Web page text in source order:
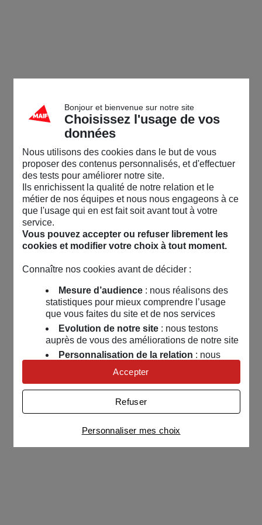
Bonjour et bienvenue sur notre site
Choisissez l'usage de vos
données
Nous utilisons des cookies dans le but de vous
proposer des contenus personnalisés, et d'effectuer
des tests pour améliorer notre site.
Ils enrichissent la qualité de notre relation et le
métier de nos équipes et nous nous engageons à ce
que l'usage qui en est fait soit avant tout à votre
service.
Vous pouvez accepter ou refuser librement les
cookies et modifier votre choix à tout moment.
Connaître nos cookies avant de décider :
Mesure d’audience: nous réalisons des
statistiques pour mieux comprendre l’usage
que vous faites du site et de nos services
Evolution de notre site: nous testons
auprès de vous des améliorations de notre site
Personnalisation de la relation : nous
nous servons de cookies pour adapter nos
contenus et personnaliser nos offres
Univers publicitaire: nous utilisons avec
nos partenaires des cookies pour afficher des
publicités personnalisées
Connaître notre politique cookies et la liste de nos
partenaires
Personnaliser mes choix
Refuser
Accepter